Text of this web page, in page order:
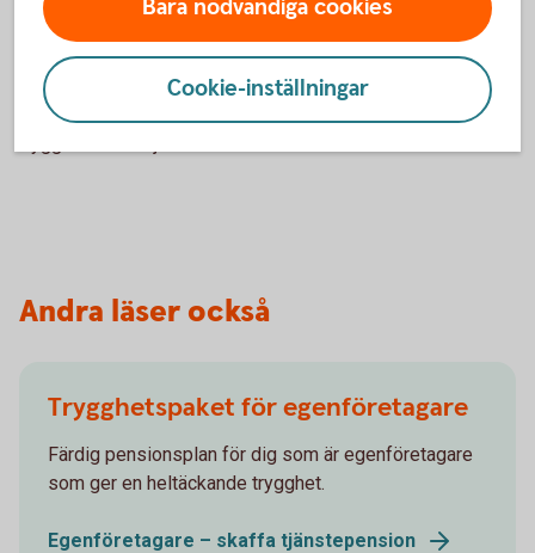
företagare att se över sitt ekonomiska skydd.
Utöver ersättningen från socialförsäkringen kan vissa
företagare även komplettera med andra lösningar, till
exempel försäkringar som kan stärka den ekonomiska
Andra läser också
Trygghetspaket för egenföretagare
Färdig pensionsplan för dig som är egenföretagare
som ger en heltäckande trygghet.
Egenföretagare – skaffa tjänste­pension
Bara nödvändiga cookies
Cookie-inställningar